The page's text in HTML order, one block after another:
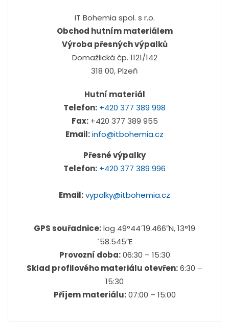
IT Bohemia spol. s r.o.
Obchod hutním materiálem
Výroba přesných výpalků
Domažlická čp. 1121/142
318 00, Plzeň
Hutní materiál
Telefon: +420 377 389 998
Fax:+420 377 389 955
Email:info@itbohemia.cz
Přesné výpalky
Telefon: +420 377 389 996
Email:vypalky@itbohemia.cz
GPS souřadnice:log 49°44´19.466″N, 13°19
´58.545″E
Provozní doba:06:30 – 15:30
Sklad profilového materiálu otevřen:6:30 –
15:30
Příjem materiálu:07:00 – 15:00